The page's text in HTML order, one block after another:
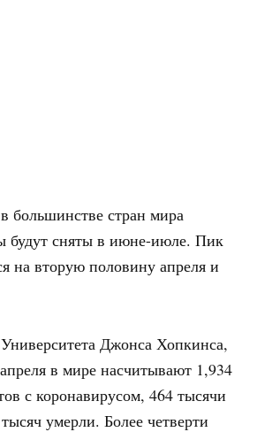
большинстве стран мира
будут сняты в июне-июле. Пик
на вторую половину апреля и
Джонса Хопкинса,
в мире насчитывают 1,934
с коронавирусом, 464 тысячи
умерли. Более четверти